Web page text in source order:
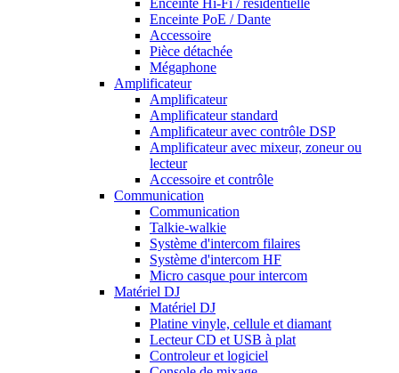
Enceinte Hi-Fi / résidentielle
Enceinte PoE / Dante
Accessoire
Pièce détachée
Mégaphone
Amplificateur
Amplificateur
Amplificateur standard
Amplificateur avec contrôle DSP
Amplificateur avec mixeur, zoneur ou
lecteur
Accessoire et contrôle
Communication
Communication
Talkie-walkie
Système d'intercom filaires
Système d'intercom HF
Micro casque pour intercom
Matériel DJ
Matériel DJ
Platine vinyle, cellule et diamant
Lecteur CD et USB à plat
Controleur et logiciel